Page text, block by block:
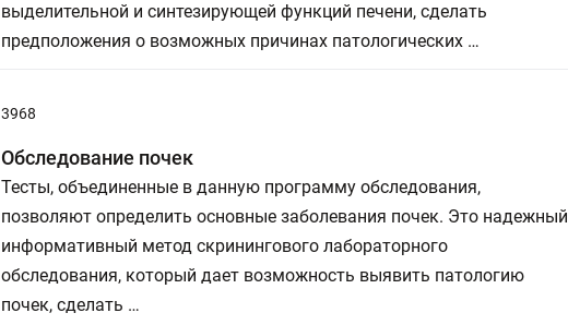
выделительной и синтезирующей функций печени, сделать
предположения о возможных причинах патологических …
3968
Обследование почек
Тесты, объединенные в данную программу обследования,
позволяют определить основные заболевания почек. Это надежный
информативный метод скринингового лабораторного
обследования, который дает возможность выявить патологию
почек, сделать …